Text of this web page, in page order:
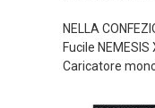
NELLA
Fucile NEMESIS
Caricatore